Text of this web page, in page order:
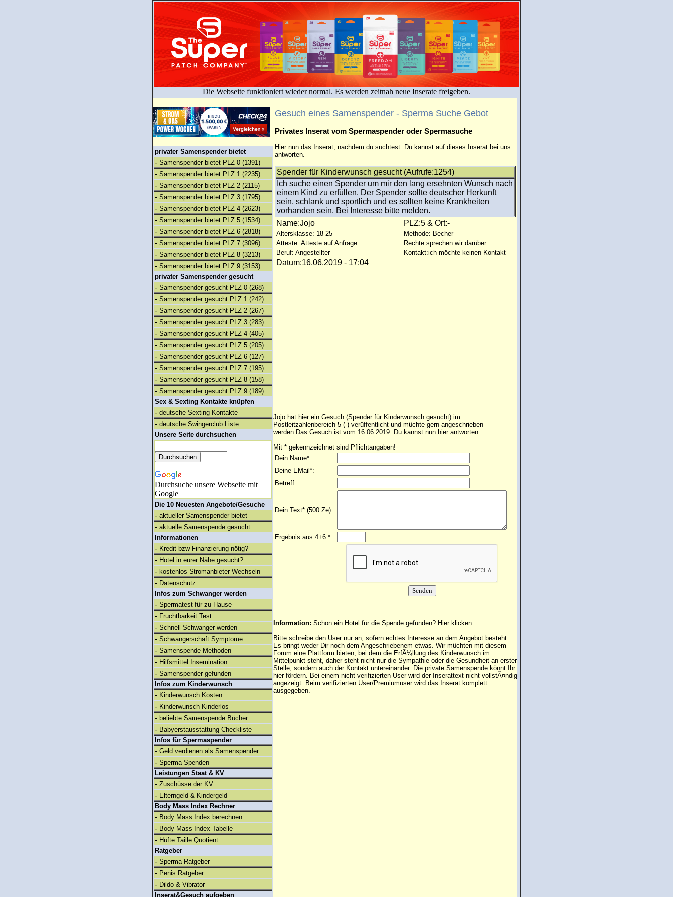
Die Webseite funktioniert wieder normal. Es werden zeitnah neue Inserate freigeben.
privater Samenspender bietet
- Samenspender bietet PLZ 0 (1391)
- Samenspender bietet PLZ 1 (2235)
- Samenspender bietet PLZ 2 (2115)
- Samenspender bietet PLZ 3 (1795)
- Samenspender bietet PLZ 4 (2623)
- Samenspender bietet PLZ 5 (1534)
- Samenspender bietet PLZ 6 (2818)
- Samenspender bietet PLZ 7 (3096)
- Samenspender bietet PLZ 8 (3213)
- Samenspender bietet PLZ 9 (3153)
privater Samenspender gesucht
- Samenspender gesucht PLZ 0 (268)
- Samenspender gesucht PLZ 1 (242)
- Samenspender gesucht PLZ 2 (267)
- Samenspender gesucht PLZ 3 (283)
- Samenspender gesucht PLZ 4 (405)
- Samenspender gesucht PLZ 5 (205)
- Samenspender gesucht PLZ 6 (127)
- Samenspender gesucht PLZ 7 (195)
- Samenspender gesucht PLZ 8 (158)
- Samenspender gesucht PLZ 9 (189)
Sex & Sexting Kontakte knüpfen
- deutsche Sexting Kontakte
- deutsche Swingerclub Liste
Unsere Seite durchsuchen
Durchsuche unsere Webseite mit
Google
Die 10 Neuesten Angebote/Gesuche
- aktueller Samenspender bietet
- aktuelle Samenspende gesucht
Informationen
- Kredit bzw Finanzierung nötig?
- Hotel in eurer Nähe gesucht?
- kostenlos Stromanbieter Wechseln
- Datenschutz
Infos zum Schwanger werden
- Spermatest für zu Hause
- Fruchtbarkeit Test
- Schnell Schwanger werden
- Schwangerschaft Symptome
- Samenspende Methoden
- Hilfsmittel Insemination
- Samenspender gefunden
Infos zum Kinderwunsch
- Kinderwunsch Kosten
- Kinderwunsch Kinderlos
- beliebte Samenspende Bücher
- Babyerstausstattung Checkliste
Infos für Spermaspender
- Geld verdienen als Samenspender
- Sperma Spenden
Leistungen Staat & KV
- Zuschüsse der KV
- Elterngeld & Kindergeld
Body Mass Index Rechner
- Body Mass Index berechnen
- Body Mass Index Tabelle
- Hüfte Taille Quotient
Ratgeber
- Sperma Ratgeber
- Penis Ratgeber
- Dildo & Vibrator
Inserat&Gesuch aufgeben
Gesuch eines Samenspender - Sperma Suche Gebot
Privates Inserat vom Spermaspender oder Spermasuche
Hier nun das Inserat, nachdem du suchtest. Du kannst auf dieses Inserat bei uns
antworten.
Spender für Kinderwunsch gesucht (Aufrufe:1254)
Ich suche einen Spender um mir den lang ersehnten Wunsch nach
einem Kind zu erfüllen. Der Spender sollte deutscher Herkunft
sein, schlank und sportlich und es sollten keine Krankheiten
vorhanden sein. Bei Interesse bitte melden.
Name:Jojo
PLZ:5 & Ort:-
Altersklasse: 18-25
Methode: Becher
Atteste: Atteste auf Anfrage
Rechte:sprechen wir darüber
Beruf: Angestellter
Kontakt:ich möchte keinen Kontakt
Datum:16.06.2019 - 17:04
Jojo hat hier ein Gesuch (Spender für Kinderwunsch gesucht) im
Postleitzahlenbereich 5 (-) verüffentlicht und müchte gern angeschrieben
werden.Das Gesuch ist vom 16.06.2019. Du kannst nun hier antworten.
Mit * gekennzeichnet sind Pflichtangaben!
Dein Name*:
Deine EMail*:
Betreff:
Dein Text* (500 Ze):
Ergebnis aus 4+6 *
Information: Schon ein Hotel für die Spende gefunden? Hier klicken
Bitte schreibe den User nur an, sofern echtes Interesse an dem Angebot besteht.
Es bringt weder Dir noch dem Angeschriebenem etwas. Wir müchten mit diesem
Forum eine Plattform bieten, bei dem die ErfÃ¼llung des Kinderwunsch im
Mittelpunkt steht, daher steht nicht nur die Sympathie oder die Gesundheit an erster
Stelle, sondern auch der Kontakt untereinander. Die private Samenspende könnt Ihr
hier fördern. Bei einem nicht verifizierten User wird der Inserattext nicht vollstÃ¤ndig
angezeigt. Beim verifizierten User/Premiumuserwird das Inserat komplett
ausgegeben.